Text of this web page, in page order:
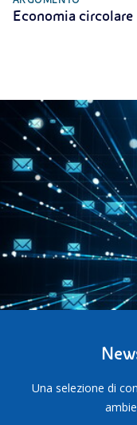
Economia circolare
Una selezione di